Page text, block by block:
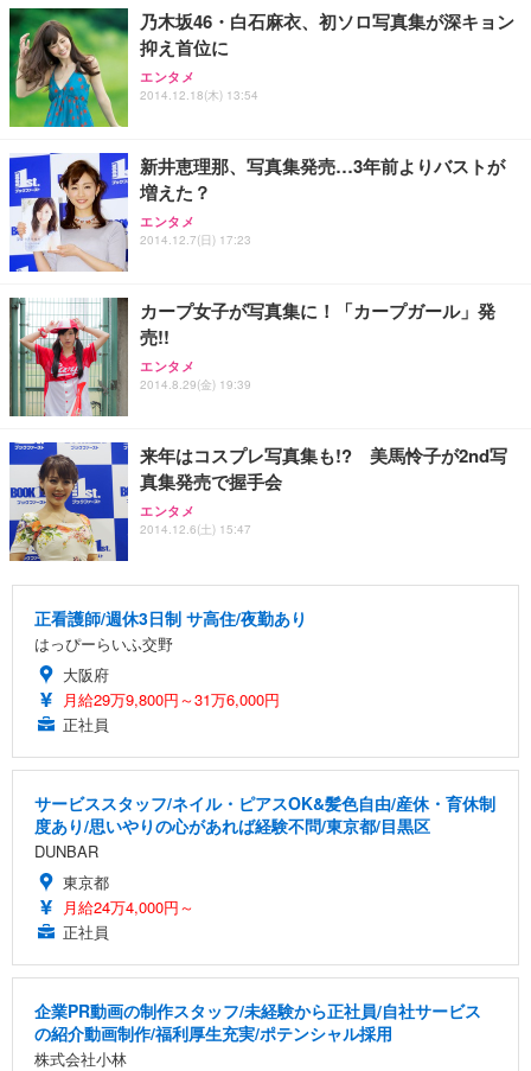
乃木坂46・白石麻衣、初ソロ写真集が深キョン
抑え首位に
エンタメ
2014.12.18(木) 13:54
新井恵理那、写真集発売…3年前よりバストが
増えた？
エンタメ
2014.12.7(日) 17:23
カープ女子が写真集に！「カープガール」発
売!!
エンタメ
2014.8.29(金) 19:39
来年はコスプレ写真集も!? 美馬怜子が2nd写
真集発売で握手会
エンタメ
2014.12.6(土) 15:47
正看護師/週休3日制 サ高住/夜勤あり
はっぴーらいふ交野
大阪府
月給29万9,800円～31万6,000円
正社員
サービススタッフ/ネイル・ピアスOK&髪色自由/産休・育休制
度あり/思いやりの心があれば経験不問/東京都/目黒区
DUNBAR
東京都
月給24万4,000円～
正社員
企業PR動画の制作スタッフ/未経験から正社員/自社サービス
の紹介動画制作/福利厚生充実/ポテンシャル採用
株式会社小林